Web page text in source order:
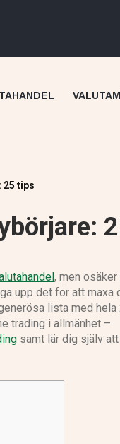
25 tips
, men osäker
upp det för att maxa
lista med hela
trading i allmänhet –
samt lär dig själv